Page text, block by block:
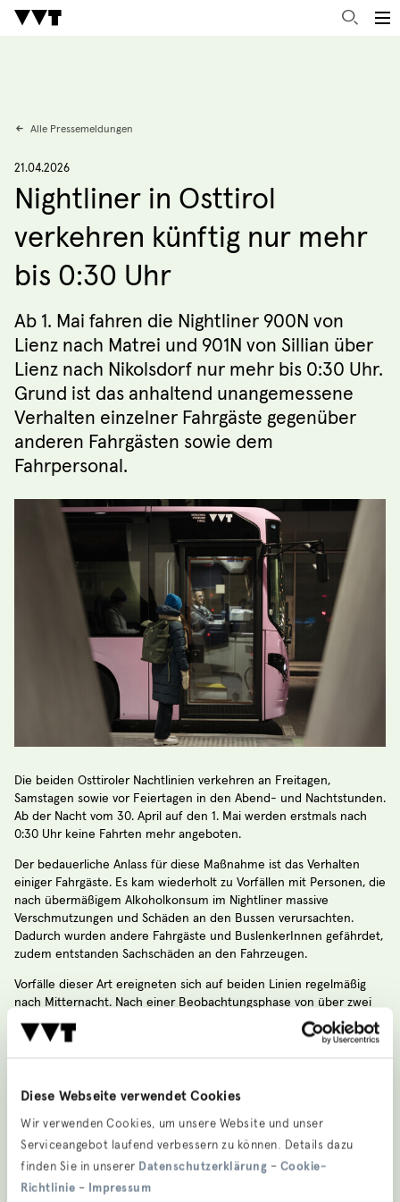
Diese Webseite verwendet Cookies
Wir verwenden Cookies, um unsere Website und unser
Serviceangebot laufend verbessern zu können. Details dazu
finden Sie in unserer Datenschutzerklärung – Cookie-
Richtlinie – Impressum
Alle Pressemeldungen
21.04.2026
Nightliner in Osttirol
verkehren künftig nur mehr
bis 0:30 Uhr
Ab 1. Mai fahren die Nightliner 900N von
Lienz nach Matrei und 901N von Sillian über
Lienz nach Nikolsdorf nur mehr bis 0:30 Uhr.
Grund ist das anhaltend unangemessene
Verhalten einzelner Fahrgäste gegenüber
anderen Fahrgästen sowie dem
Fahrpersonal.
Die beiden Osttiroler Nachtlinien verkehren an Freitagen,
Samstagen sowie vor Feiertagen in den Abend- und Nachtstunden.
Ab der Nacht vom 30. April auf den 1. Mai werden erstmals nach
0:30 Uhr keine Fahrten mehr angeboten.
Der bedauerliche Anlass für diese Maßnahme ist das Verhalten
einiger Fahrgäste. Es kam wiederholt zu Vorfällen mit Personen, die
nach übermäßigem Alkoholkonsum im Nightliner massive
Verschmutzungen und Schäden an den Bussen verursachten.
Dadurch wurden andere Fahrgäste und BuslenkerInnen gefährdet,
zudem entstanden Sachschäden an den Fahrzeugen.
Vorfälle dieser Art ereigneten sich auf beiden Linien regelmäßig
nach Mitternacht. Nach einer Beobachtungsphase von über zwei
Jahren entschied sich der VVT in enger Abstimmung mit der
Region, die Kurse nach Mitternacht vorerst einzustellen.
Bus zerschlagen wurde. So etwas darf einfach nicht passieren. Wir
mussten zum Schutz anderer Fahrgäste und der BuslenkerInnen
handeln und die Konsequenzen ziehen.“
VVT-Geschäftsführer Alexander Jug stellt in Aussicht, dass das
letzte Wort in der Sache noch nicht gesprochen ist: „Diese